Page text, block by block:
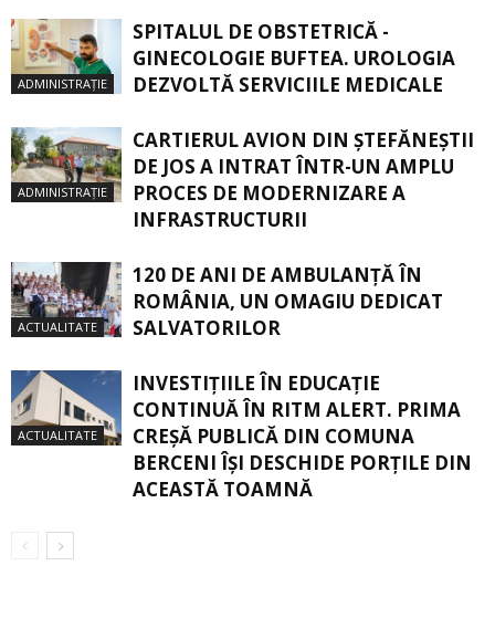
ADMINISTRAȚIE
SPITALUL DE OBSTETRICĂ -
GINECOLOGIE BUFTEA. UROLOGIA
DEZVOLTĂ SERVICIILE MEDICALE
ADMINISTRAȚIE
CARTIERUL AVION DIN ŞTEFĂNEŞTII
DE JOS A INTRAT ÎNTR-UN AMPLU
PROCES DE MODERNIZARE A
INFRASTRUCTURII
ACTUALITATE
120 DE ANI DE AMBULANȚĂ ÎN
ROMÂNIA, UN OMAGIU DEDICAT
SALVATORILOR
ACTUALITATE
INVESTIȚIILE ÎN EDUCAȚIE
CONTINUĂ ÎN RITM ALERT. PRIMA
CREŞĂ PUBLICĂ DIN COMUNA
BERCENI ÎŞI DESCHIDE PORŢILE DIN
ACEASTĂ TOAMNĂ